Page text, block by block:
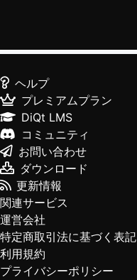
ヘルプ
プレミアムプラン
DiQt LMS
コミュニティ
お問い合わせ
ダウンロード
更新情報
関連サービス
運営会社
特定商取引法に基づく表記
利用規約
プライバシーポリシー